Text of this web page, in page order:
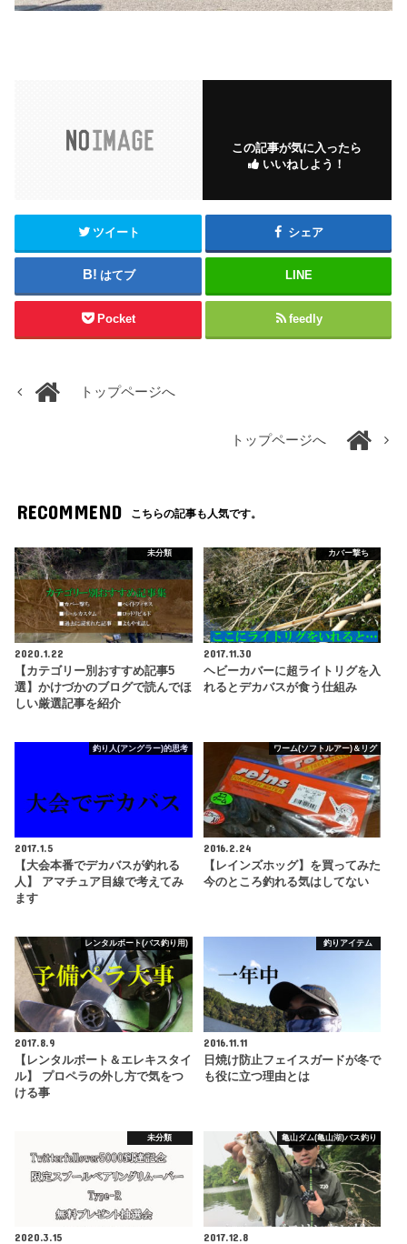
この記事が気に入ったら
いいねしよう！
ツイート シェア
はてブ LINE
Pocket feedly
トップページへ
トップページへ
RECOMMEND こちらの記事も人気です。
未分類
2020.1.22
【カテゴリー別おすすめ記事5
選】かけづかのブログで読んでほ
しい厳選記事を紹介
カバー撃ち
2017.11.30
ヘビーカバーに超ライトリグを入
れるとデカバスが食う仕組み
釣り人(アングラー)的思考
2017.1.5
【大会本番でデカバスが釣れる
人】 アマチュア目線で考えてみ
ます
ワーム(ソフトルアー)＆リグ
2016.2.24
【レインズホッグ】を買ってみた
今のところ釣れる気はしてない
レンタルボート(バス釣り用)
2017.8.9
【レンタルボート＆エレキスタイ
ル】 プロペラの外し方で気をつ
ける事
釣りアイテム
2016.11.11
日焼け防止フェイスガードが冬で
も役に立つ理由とは
未分類
2020.3.15
亀山ダム(亀山湖)バス釣り
2017.12.8